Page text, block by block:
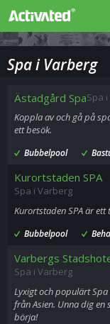
Spa i Varberg
Ästadgård SpaSpa
Koppla av och gå på
ett besök.
Bubbelpool
Kurortstaden SPA
Spa i Varberg
Kurortstaden SPA är
Bubbelpool
Varbergs
Spa i Varberg
Lyxigt och populärt
från Asien. Unna dig
börja!